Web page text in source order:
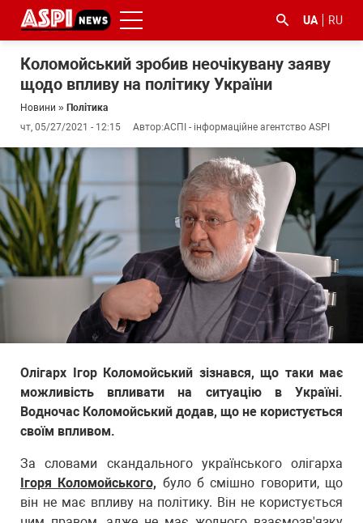
UA RU
Коломойський зробив неочікувану заяву
щодо впливу на політику України
Новини » Політика
чт, 05/27/2021 - 12:15
Автор:АСПІ - інформаційне агентство ASPI
Олігарх Ігор Коломойський зізнався, що таки має
можливість впливати на ситуацію в Україні.
Водночас Коломойський додав, що не користується
своїм впливом.
За словами скандального українського олігарха
Ігоря Коломойського, було б смішно говорити, що
він не має впливу на політику. Він не користується
#ООС
#боротьба
з
корупцією
#ДФС #Київ #коронавірус